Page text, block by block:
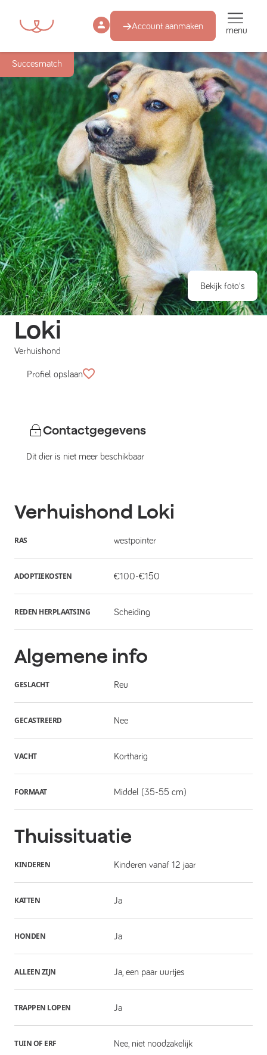
Account aanmaken menu
Succesmatch
Bekijk foto's
Loki
Verhuishond
Profiel opslaan
Contactgegevens
Dit dier is niet meer beschikbaar
Verhuishond Loki
RAS westpointer
ADOPTIEKOSTEN €100-€150
REDEN HERPLAATSING Scheiding
Algemene info
GESLACHT Reu
GECASTREERD Nee
VACHT Kortharig
FORMAAT Middel (35-55 cm)
Thuissituatie
KINDEREN Kinderen vanaf 12 jaar
KATTEN Ja
HONDEN Ja
ALLEEN ZIJN Ja, een paar uurtjes
TRAPPEN LOPEN Ja
TUIN OF ERF Nee, niet noodzakelijk